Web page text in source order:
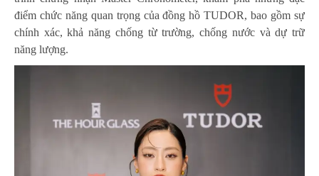
điểm chức năng quan trọng của đồng hồ TUDOR, bao gồm sự
chính xác, khả năng chống từ trường, chống nước và dự trữ
năng lượng.